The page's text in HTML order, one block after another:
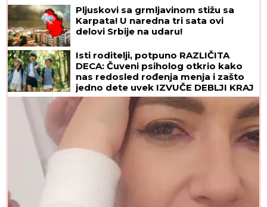
Pljuskovi sa grmljavinom stižu sa
Karpata! U naredna tri sata ovi
delovi Srbije na udaru!
Isti roditelji, potpuno RAZLIČITA
DECA: Čuveni psiholog otkrio kako
nas redosled rođenja menja i zašto
jedno dete uvek IZVUČE DEBLJI KRAJ